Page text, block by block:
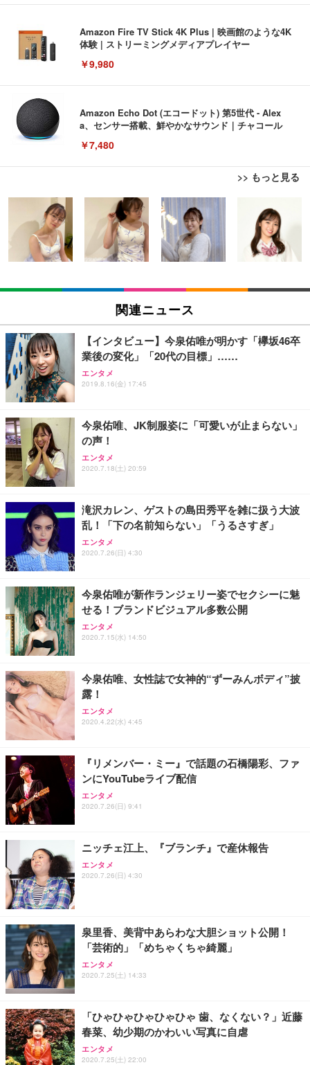
Amazon Fire TV Stick 4K Plus | 映画館のような4K
体験 | ストリーミングメディアプレイヤー
￥9,980
Amazon Echo Dot (エコードット) 第5世代 - Alex
a、センサー搭載、鮮やかなサウンド｜チャコール
￥7,480
>> もっと見る
[EdoErgo] オフィスチェア 椅子 テレワーク 疲れな
い 跳ね上げ式アームレスト コンパクト 約105度ロッ
キング pc 事務椅子 360度回転 座面昇降 強化ナイロ
ン樹脂ベース 通気性メッシュ 在宅ワーク H-WY01
(黒網+黒枠+黒足)
￥5,699
SIHOO B100 オフィスチェア／デスクチェア メッシ
ュチェア 人間工学 疲れない ブラック
￥27,999
ワーク チェア 強化バックレスト 30度ロッキング機
能 人間工学 椅子 腰サポート 90度跳ね上げ式アーム
務用 おしゃれ パソコンチェア (ブラック)
Sezlife オフィスチェア デスクチェア 疲れない テレ
ワーク チェア 強化バックレスト 30度ロッキング機
能 人間工学 椅子 腰サポート 90度跳ね上げ式アーム
務用 おしゃれ パソコンチェア (ホワイト)
ANDWINT オフィスチェア デスクチェア 肘なし メ
ッシュ 通気性 ランバーサポート付き 腰サポート ガ
ス圧無段階昇降 360度回転 キャスター付き コンパク
EIZO ビジネス向けプレミアムモニター | FlexScan
EV3240X-WT | 31.5型4K UHD・USB Type-C・ホワ
￥105,595
EIZO ビジネス向けプレミアムモニター | FlexScan
￥109,572
【純正品】27"ゲーミングモニター DualSense 充電
フック付き（CFI-ZDM1J）
【整備済み品】Dell E2724HS 27インチ 液晶モニタ
ー フルHD（1920×1080）VA 非光沢 HDMI/DisplayP
ort/VGA スピーカー内蔵 高さ調整 スイベル VESA対
【MiniLED/24.5inch/280Hz/FHD】GRAPHT THE S
HOOTER Gaming Monitor 24” Essential ゲーミン
グモニター QD 24.5インチ 1ms FHD 量子ドット 残
Amazonベーシック ペットシーツ 薄型 レギュラー 1
回使い捨て 無香料 ホワイト 300枚
￥3,373
Amazonベーシック ペットシーツ 厚型 ワイド 42枚
x2袋(84枚) ホワイト(吸収面:ライトブルー)
￥3,234
ネオ・ルーライフ ネオ・オムツ L 中型犬用 26枚入
り 単品
Smart Basic(スマートベーシック) 【Amazon.co.jp
限定】 Smart Basic アイリスオーヤマ ペットシーツ
超厚型 お徳用 ワイド 100枚入 (x 1) (ケース販売)
アイリスオーヤマ ペットシーツ 超厚型 お徳用 レギ
ュラー 200枚入【Amazon.co.jp限定】
関連ニュース
【インタビュー】今泉佑唯が明かす「欅坂46卒
業後の変化」「20代の目標」……
エンタメ
2019.8.16(金) 17:45
今泉佑唯、JK制服姿に「可愛いが止まらない」
の声！
エンタメ
2020.7.18(土) 20:59
滝沢カレン、ゲストの島田秀平を雑に扱う大波
乱！「下の名前知らない」「うるさすぎ」
エンタメ
2020.7.26(日) 4:30
今泉佑唯が新作ランジェリー姿でセクシーに魅
せる！ブランドビジュアル多数公開
エンタメ
2020.7.15(水) 14:50
今泉佑唯、女性誌で女神的“ずーみんボディ”披
露！
エンタメ
2020.4.22(水) 4:45
『リメンバー・ミー』で話題の石橋陽彩、ファ
ンにYouTubeライブ配信
エンタメ
2020.7.26(日) 9:41
ニッチェ江上、『ブランチ』で産休報告
エンタメ
2020.7.26(日) 4:30
泉里香、美背中あらわな大胆ショット公開！
「芸術的」「めちゃくちゃ綺麗」
エンタメ
2020.7.25(土) 14:33
「ひゃひゃひゃひゃひゃ 歯、なくない？」近藤
春菜、幼少期のかわいい写真に自虐
エンタメ
2020.7.25(土) 22:00